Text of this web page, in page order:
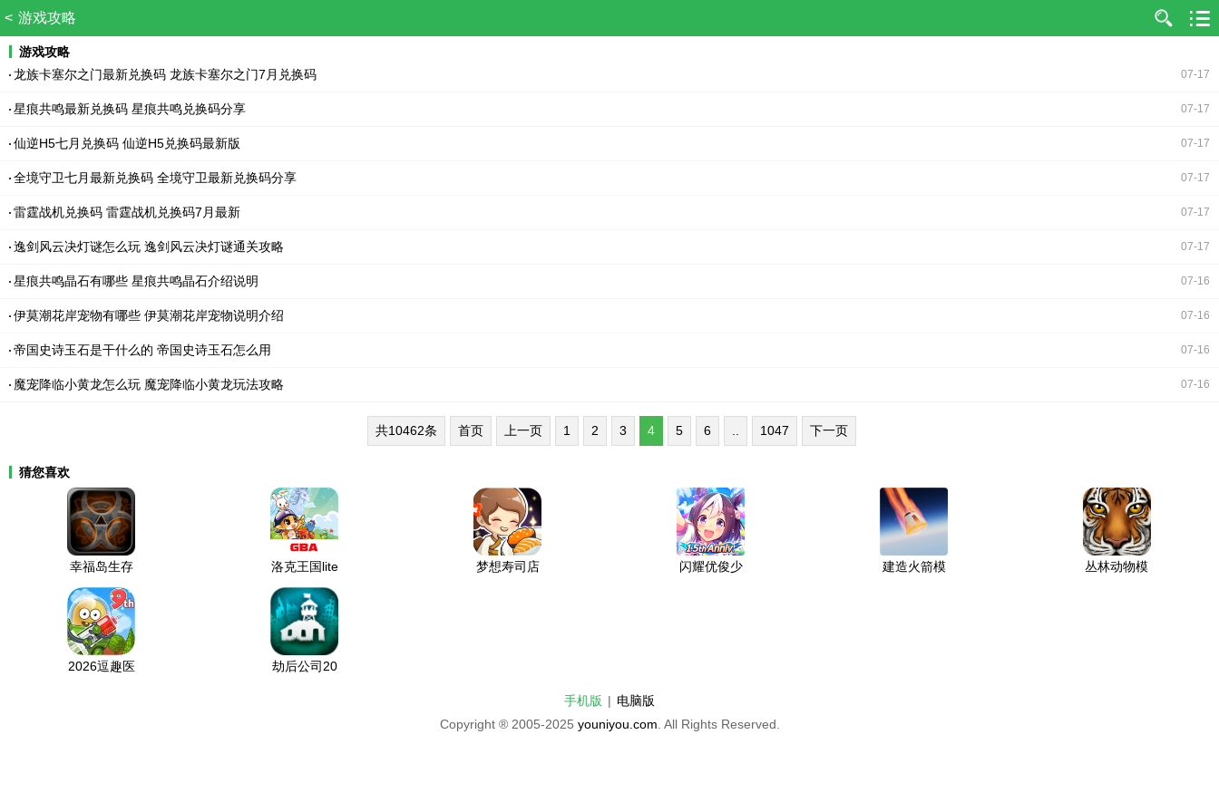
< 游戏攻略
游戏攻略
07-17
龙族卡塞尔之门最新兑换码 龙族卡塞尔之门7月兑换码
07-17
星痕共鸣最新兑换码 星痕共鸣兑换码分享
07-17
仙逆H5七月兑换码 仙逆H5兑换码最新版
07-17
全境守卫七月最新兑换码 全境守卫最新兑换码分享
07-17
雷霆战机兑换码 雷霆战机兑换码7月最新
07-17
逸剑风云决灯谜怎么玩 逸剑风云决灯谜通关攻略
07-16
星痕共鸣晶石有哪些 星痕共鸣晶石介绍说明
07-16
伊莫潮花岸宠物有哪些 伊莫潮花岸宠物说明介绍
07-16
帝国史诗玉石是干什么的 帝国史诗玉石怎么用
07-16
魔宠降临小黄龙怎么玩 魔宠降临小黄龙玩法攻略
共10462条 首页 上一页 1 2 3 4 5 6 1047 下一页
猜您喜欢
幸福岛生存
中文无限材
料版2026
洛克王国lite
版安卓下载
梦想寿司店
闪耀优俊少
建造火箭模
丛林动物模
2026逗趣医
劫后公司20
手机版 | 电脑版
Copyright ® 2005-2025 youniyou.com . All Rights Reserved.